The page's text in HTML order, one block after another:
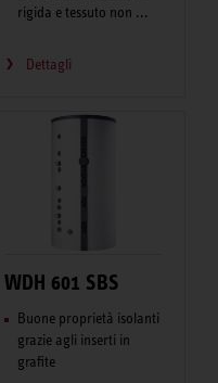
rigida e tessuto non ...
Dettagli
WDH 601 SBS
Buone proprietà isolanti
grazie agli inserti in
grafite